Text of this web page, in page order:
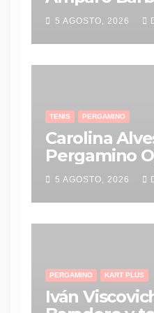
con Las
Mundial
5 AGOSTO, 2026
TENIS PERGAMINO
Carolina
Pergamino
una gran
5 AGOSTO, 2026
PERGAMINO KART PLUS
Iván